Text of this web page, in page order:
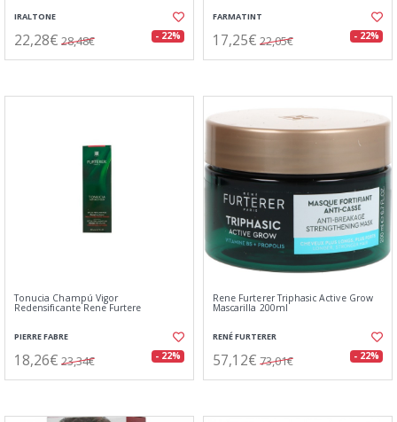
IRALTONE
22,28€ 28,48€ - 22%
FARMATINT
17,25€ 22,05€ - 22%
Tonucia Champú Vigor
Redensificante Rene Furtere
PIERRE FABRE
18,26€ 23,34€ - 22%
Rene Furterer Triphasic Active Grow
Mascarilla 200ml
RENÉ FURTERER
57,12€ 73,01€ - 22%